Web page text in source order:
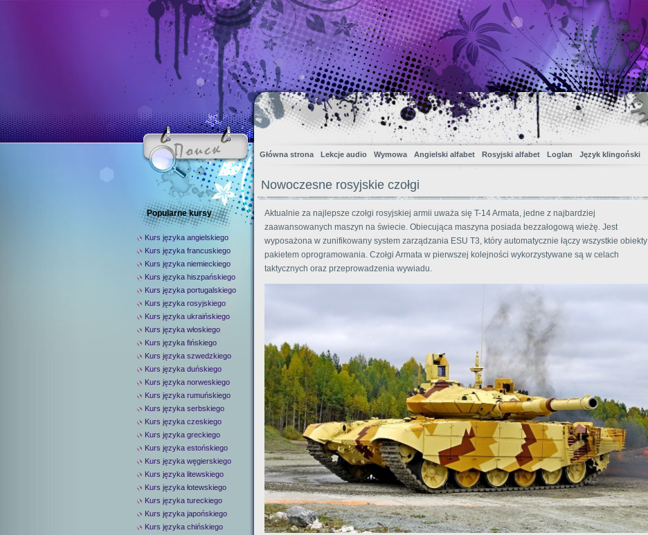
Główna strona Lekcje audio Wymowa Angielski alfabet Rosyjski alfabet Loglan Język klingoński
Nowoczesne rosyjskie czołgi
Aktualnie za najlepsze czołgi rosyjskiej armii uważa się T-14 Armata, jedne z najbardziej
zaawansowanych maszyn na świecie. Obiecująca maszyna posiada bezzałogową wieżę. Jest
wyposażona w zunifikowany system zarządzania ESU T3, który automatycznie łączy wszystkie obiekty
pakietem oprogramowania. Czołgi Armata w pierwszej kolejności wykorzystywane są w celach
taktycznych oraz przeprowadzenia wywiadu.
Popularne kursy
Kurs języka angielskiego
Kurs języka francuskiego
Kurs języka niemieckiego
Kurs języka hiszpańskiego
Kurs języka portugalskiego
Kurs języka rosyjskiego
Kurs języka ukraińskiego
Kurs języka włoskiego
Kurs języka fińskiego
Kurs języka szwedzkiego
Kurs języka duńskiego
Kurs języka norweskiego
Kurs języka rumuńskiego
Kurs języka serbskiego
Kurs języka czeskiego
Kurs języka greckiego
Kurs języka estońskiego
Kurs języka węgierskiego
Kurs języka litewskiego
Kurs języka łotewskiego
Kurs języka tureckiego
Kurs języka japońskiego
Kurs języka chińskiego